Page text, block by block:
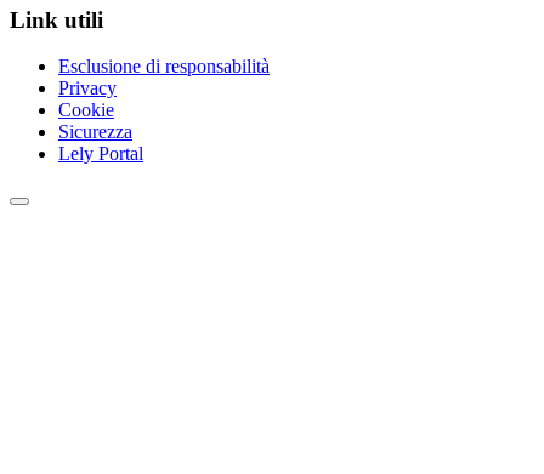
Link utili
Esclusione di responsabilità
Privacy
Cookie
Sicurezza
Lely Portal